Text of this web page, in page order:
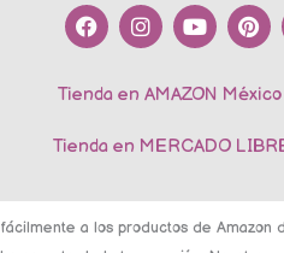
F
a
b
o
I
n
a
r
Y
o
u
e
P
i
e
e
Tienda en AMAZON México
Tienda en MERCADO
a los productos de Amazon